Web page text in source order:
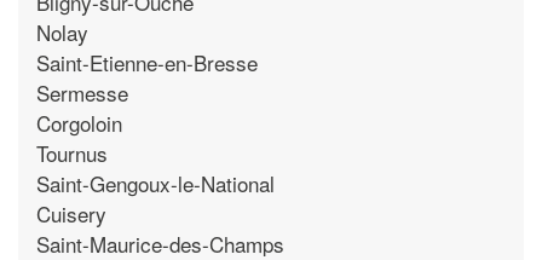
Nolay
Saint-Etienne-en-Bresse
Sermesse
Corgoloin
Tournus
Saint-Gengoux-le-National
Cuisery
Saint-Maurice-des-Champs